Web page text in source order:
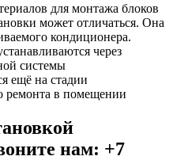
для монтажа блоков
может отличаться. Она
кондиционера.
через
системы
ещё на стадии
ремонта в помещении
нам: +7